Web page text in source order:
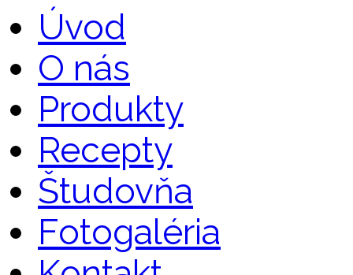
Úvod
O nás
Produkty
Recepty
Študovňa
Fotogaléria